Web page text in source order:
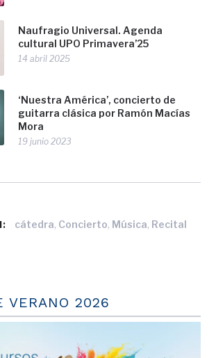
Naufragio Universal. Agenda
cultural UPO Primavera’25
14 abril 2025
‘Nuestra América’, concierto de
guitarra clásica por Ramón Macías
Mora
19 junio 2023
cátedra, Concierto, Música, Recital
VERANO 2026